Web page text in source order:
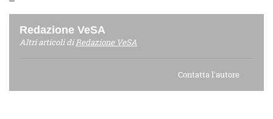
Redazione VeSA
Altri articoli diRedazione VeSA
Contatta l'autore